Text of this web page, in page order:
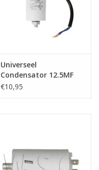
Universeel
Condensator 12.5MF
met draad
€10,95